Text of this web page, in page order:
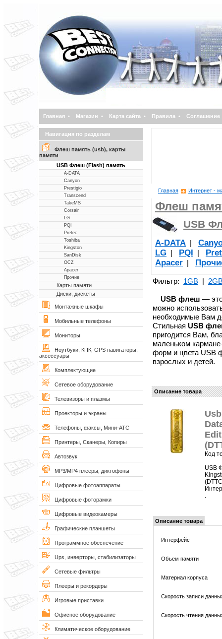
Главная • Магазин • Карта сайта • Правила • Соглашение
Навигация по разделам
Флеш память (usb), карты
памяти
USB Флеш (Flash) память
A-DATA
Canyon
Prestigio
Transcend
TakeMS
Corsair
LG
PQI
Pretec
Toshiba
Kingston
SanDisk
OCZ
Apacer
Прочие
Карты памяти
Диски, дискеты
Монтажные шкафы
Мобильные телефоны
Мониторы
Ноутбуки, КПК, GPS навигаторы,
аксессуары
Комплектующие
Сетевое оборудование
Телевизоры и плазмы
Проекторы и экраны
Телефоны, факсы, Мини-АТС
Принтеры, Сканеры, Копиры
Автозвук
MP3/MP4 плееры, диктофоны
Цифровые фотоаппараты
Цифровые фоторамки
Цифровые видеокамеры
Графические планшеты
Программное обеспечение
Ups, инверторы, стабилизаторы
Сетевые фильтры
Плееры и рекордеры
Игровые приставки
Офисное оборудование
Климатическое оборудование
Главная Интернет -
Флеш
USB
A-DATA |
LG | PQI |
Apacer |
Фильтр: 1GB |
USB флеш —
можно
необходимые Вам
Стильная USB
пригодится Вам,
маленьком
форм и цвета USB
взрослых и детей.
Описание товара
Код
USB
Описание товара
Интерфейс
Объем памяти
Материал корпуса
Скорость записи
Скорость чтения